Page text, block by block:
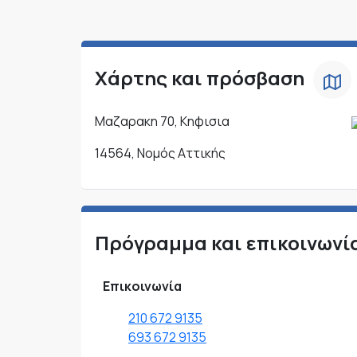
Χάρτης και πρόσβαση
Μαζαρακη 70, Κηφισια
14564, Νομός Αττικής
Πρόγραμμα και
Επικοινωνία
210 672 9135
693 672 9135